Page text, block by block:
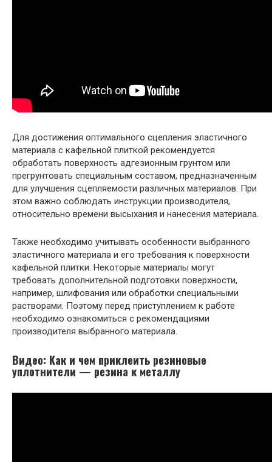
Для достижения оптимального сцепления эластичного
материала с кафельной плиткой рекомендуется
обработать поверхность адгезионным грунтом или
прегрунтовать специальным составом, предназначенным
для улучшения сцепляемости различных материалов. При
этом важно соблюдать инструкции производителя,
относительно времени высыхания и нанесения материала.
Также необходимо учитывать особенности выбранного
эластичного материала и его требования к поверхности
кафельной плитки. Некоторые материалы могут
требовать дополнительной подготовки поверхности,
например, шлифования или обработки специальными
растворами. Поэтому перед приступлением к работе
необходимо ознакомиться с рекомендациями
производителя выбранного материала.
Видео: Как и чем приклеить резиновые
уплотнители — резина к металлу